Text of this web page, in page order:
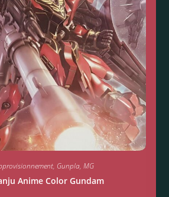
, Gunpla, MG
Anime Color Gundam